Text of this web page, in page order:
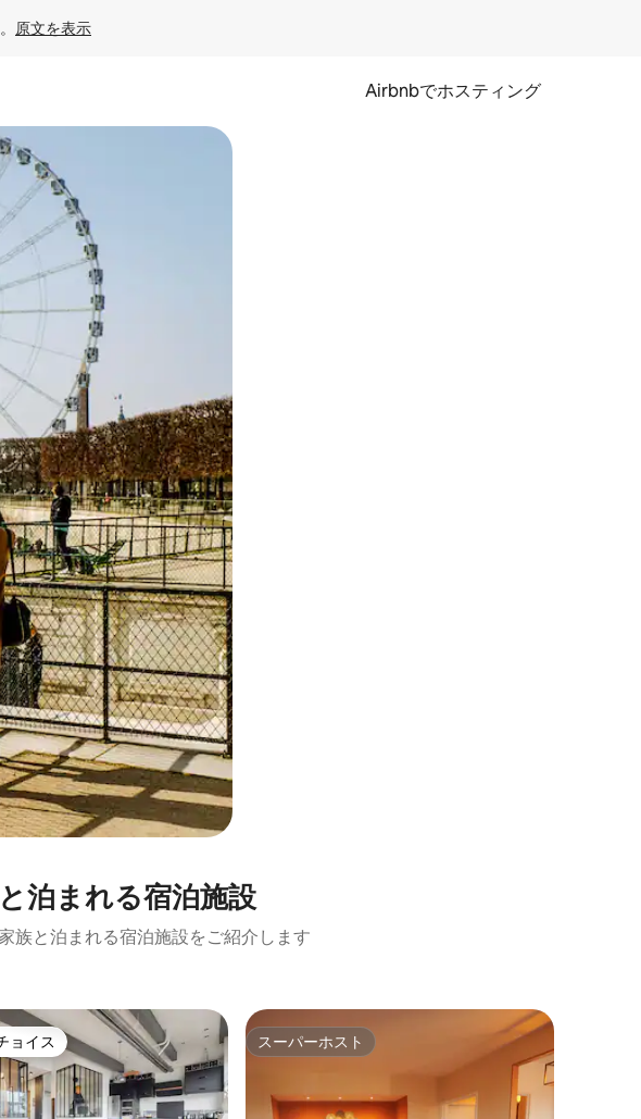
原文を表示
Airbnbでホスティング
結果を確認することができます。
泊まれる宿泊施設
族と泊まれる宿泊施設をご紹介します
ストチョイスです。
ョイス スーパーホスト
スーパーホスト